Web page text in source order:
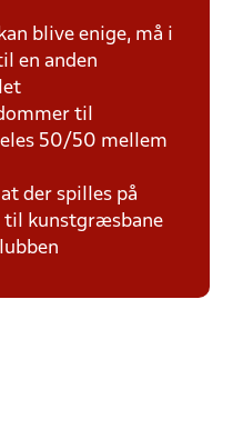
blive enige, må i
en anden
til
50/50 mellem
der spilles på
kunstgræsbane